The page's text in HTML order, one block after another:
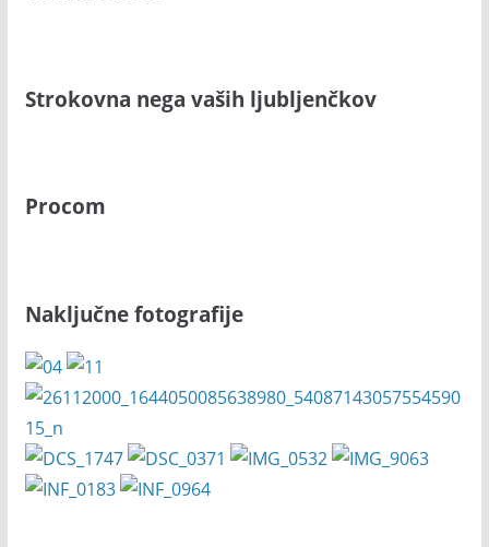
Strokovna nega vaših ljubljenčkov
Procom
Naključne fotografije